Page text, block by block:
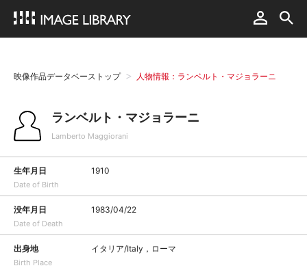
映像作品データベーストップ 人物情報：ランベルト・マジョラーニ
ランベルト・マジョラーニ
Lamberto Maggiorani
生年月日
Date of Birth
1910
没年月日
Date of Death
1983/04/22
出身地
Birth Place
イタリア/Italy，ローマ